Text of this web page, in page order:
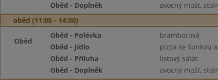
Oběd - Doplněk
ovocný mošt,
oběd (11:00 - 14:00)
Oběd
Oběd - Polévka
bramborová
Oběd - Jídlo
pizza se šunkou
Oběd - Příloha
listový salát
Oběd - Doplněk
ovocný mošt,